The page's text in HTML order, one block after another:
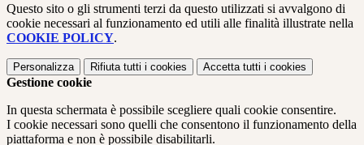
Questo sito o gli strumenti terzi da questo utilizzati si avvalgono di
cookie necessari al funzionamento ed utili alle finalità illustrate nella
COOKIE POLICY.
Personalizza Rifiuta tutti i cookies Accetta tutti i cookies
Gestione cookie
In questa schermata è possibile scegliere quali cookie consentire.
I cookie necessari sono quelli che consentono il funzionamento della
piattaforma e non è possibile disabilitarli.